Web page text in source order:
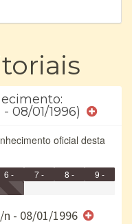
08/01/1996)
oficial desta
6 -
e/ou
7 -
8 -
9 -
- 08/01/1996